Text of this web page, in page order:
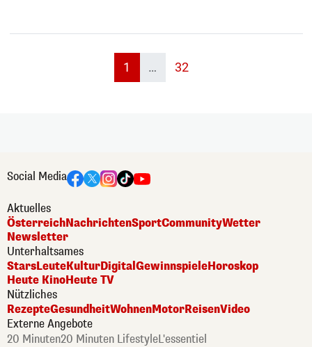
1 (current)
… 32
Social Media
Aktuelles
ÖsterreichNachrichtenSportCommunityWetter
Newsletter
Unterhaltsames
StarsLeuteKulturDigitalGewinnspieleHoroskop
Heute KinoHeute TV
Nützliches
RezepteGesundheitWohnenMotorReisenVideo
Externe Angebote
20 Minuten20 Minuten LifestyleL'essentiel